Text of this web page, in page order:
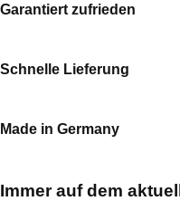
Garantiert zufrieden
Schnelle Lieferung
Made in Germany
Immer auf dem